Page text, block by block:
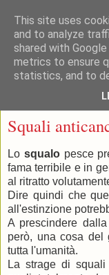
Squali
Lo squalo pesce
fama terribile e in
al ritratto
Dire quindi che
all'estinzione
A prescindere
però, una cosa del
tutta l'umanità.
La strage di
This site uses
and to analyze
shared with
metrics to ensure
statistics, and to